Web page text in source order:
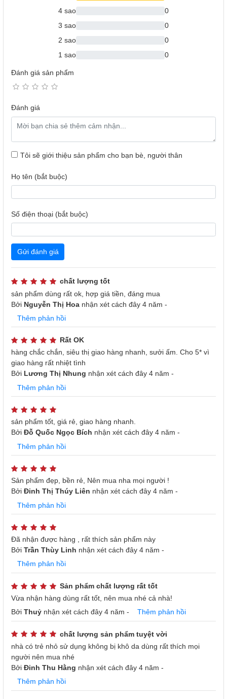
Làm ấm cực nhanh, không gây khô da
Roler RH-2113 sử dụng đèn halogen, làm ấm cực nhanh,
độ bền vượt trội, chống chói mắt hiệu quả và không đốt
Điều khiển dễ dàng bằng nút vặn
Roler RH-2113 có 4 mức công suất 400W, 800W, 1200W,
1600W điều chỉnh bằng nút nhấn giúp bạn dễ dàng lựa
4 sao
0
3 sao
0
2 sao
0
1 sao
0
Đánh giá sản phẩm
Đánh giá
Tôi sẽ giới thiệu sản phẩm cho bạn bè, người thân
Họ tên (bắt buộc)
Số điện thoại (bắt buộc)
Gửi đánh giá
chất lượng tốt
sản phẩm dùng rất ok, hợp giá tiền, đáng mua
Bởi Nguyễn Thị Hoa nhận xét cách đây 4 năm -
Thêm phản hồi
Rất OK
hàng chắc chắn, siêu thị giao hàng nhanh, sưởi ấm. Cho 5* vì
giao hàng rất nhiệt tình
Bởi Lương Thị Nhung nhận xét cách đây 4 năm -
Thêm phản hồi
sản phẩm tốt, giá rẻ, giao hàng nhanh.
Bởi Đỗ Quốc Ngọc Bích nhận xét cách đây 4 năm -
Thêm phản hồi
Sản phẩm đẹp, bền rẻ, Nên mua nha mọi người !
Bởi Đinh Thị Thúy Liên nhận xét cách đây 4 năm -
Thêm phản hồi
Đã nhận được hàng , rất thích sản phẩm này
Bởi Trần Thùy Linh nhận xét cách đây 4 năm -
Thêm phản hồi
Sản phẩm chất lượng rất tốt
Vừa nhận hàng dùng rất tốt, nên mua nhé cả nhà!
Bởi Thuỷ nhận xét cách đây 4 năm - Thêm phản hồi
chất lượng sản phẩm tuyệt vời
nhà có trẻ nhỏ sử dụng không bị khô da dùng rất thích mọi
người nên mua nhé
Bởi Đinh Thu Hằng nhận xét cách đây 4 năm -
Thêm phản hồi